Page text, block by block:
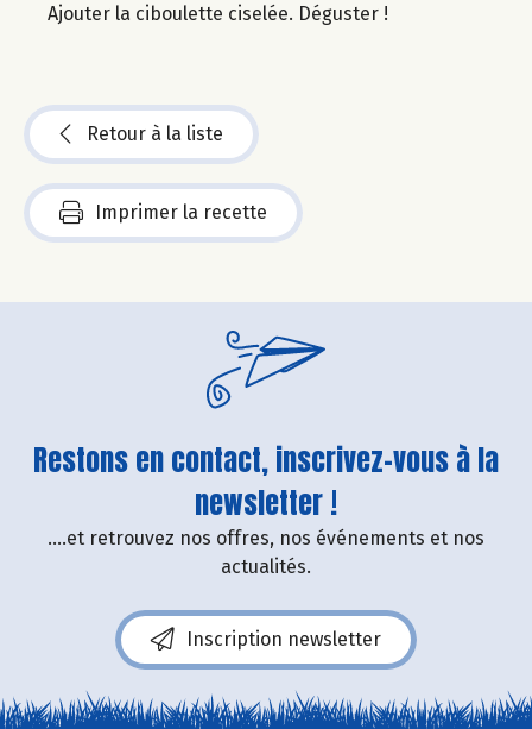
Ajouter la ciboulette ciselée. Déguster !
Retour à la liste
Imprimer la recette
Restons en contact, inscrivez-vous à la
newsletter !
....et retrouvez nos offres, nos événements et nos
actualités.
Inscription newsletter